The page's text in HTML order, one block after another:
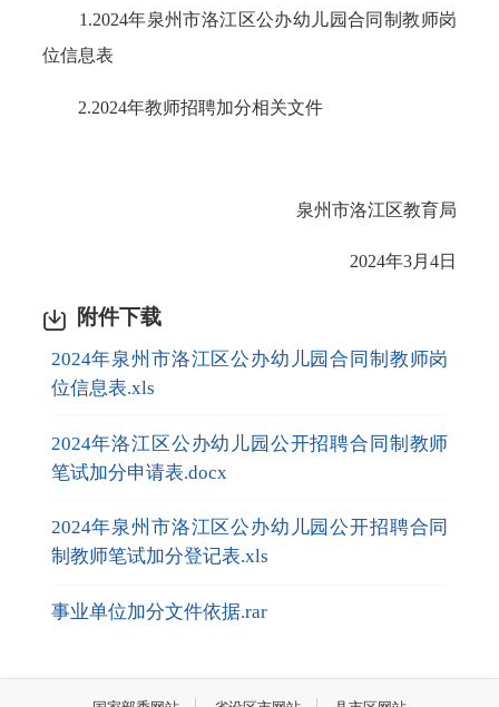
1.2024年泉州市洛江区公办幼儿园合同制教师岗
位信息表
2.2024年教师招聘加分相关文件
泉州市洛江区教育局
2024年3月4日
附件下载
2024年泉州市洛江区公办幼儿园合同制教师岗
位信息表.xls
2024年洛江区公办幼儿园公开招聘合同制教师
笔试加分申请表.docx
2024年泉州市洛江区公办幼儿园公开招聘合同
制教师笔试加分登记表.xls
事业单位加分文件依据.rar